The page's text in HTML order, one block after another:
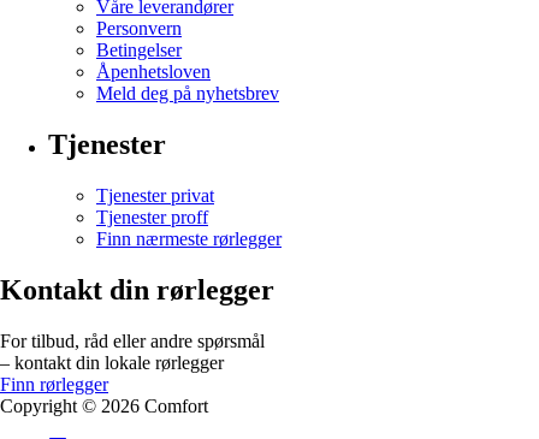
Våre leverandører
Personvern
Betingelser
Åpenhetsloven
Meld deg på nyhetsbrev
Tjenester
Tjenester privat
Tjenester proff
Finn nærmeste rørlegger
Kontakt din rørlegger
For tilbud, råd eller andre spørsmål
– kontakt din lokale rørlegger
Finn rørlegger
Copyright © 2026 Comfort